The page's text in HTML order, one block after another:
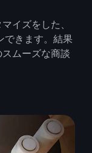
イズをした、
できます。結果
ムーズな商談